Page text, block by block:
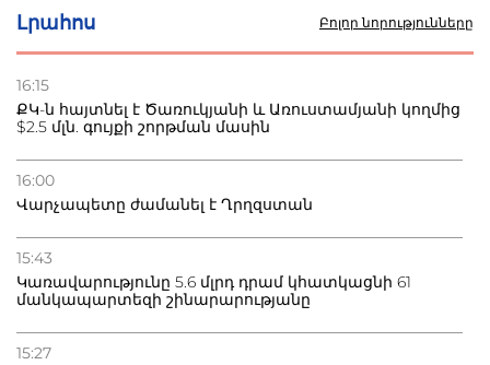
Լրահոս Բոլոր նորությունները
16:15
ՔԿ-ն հայտնել է Ծառուկյանի և Առուստամյանի կողմից
$2.5 մլն. գույքի շորթման մասին
16:00
Վարչապետը ժամանել է Ղրղզստան
15:43
Կառավարությունը 5.6 մլրդ դրամ կհատկացնի 61
մանկապարտեզի շինարարությանը
15:27